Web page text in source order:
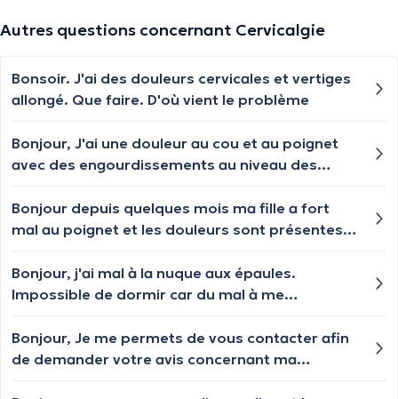
Autres questions concernant Cervicalgie
Bonsoir. J'ai des douleurs cervicales et vertiges
allongé. Que faire. D'où vient le problème
Bonjour, J'ai une douleur au cou et au poignet
avec des engourdissements au niveau des
Bonjour depuis quelques mois ma fille a fort
mal au poignet et les douleurs sont présentes
le médecin généraliste et une radio du poignet il
se fait qu'il n'y a rien de concluant. le médecin
cervicales. Qui faut-il aller voir comme médecin
? Pour guérir et dans un premier temps
Bonjour, j'ai mal à la nuque aux épaules.
Impossible de dormir car du mal à me
qui me bloque j'ai tellement mal que quand je
baisse je n'en peux plus et faut que je me
Bonjour, Je me permets de vous contacter afin
de demander votre avis concernant ma